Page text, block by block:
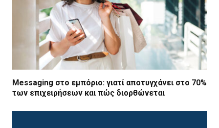
Messaging στο εμπόριο: γιατί αποτυγχάνει στο 70%
των επιχειρήσεων και πώς διορθώνεται